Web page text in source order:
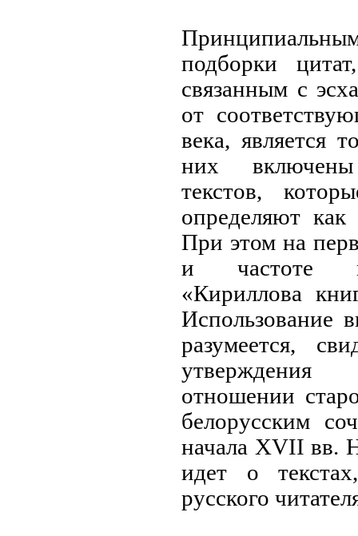
подборки
связанным с
от
века, является
них
текстов,
определяют как
При этом на
и частоте
«Кириллова
Использование
разумеется,
отношении
белорусским
начала XVII вв.
идет о
русского